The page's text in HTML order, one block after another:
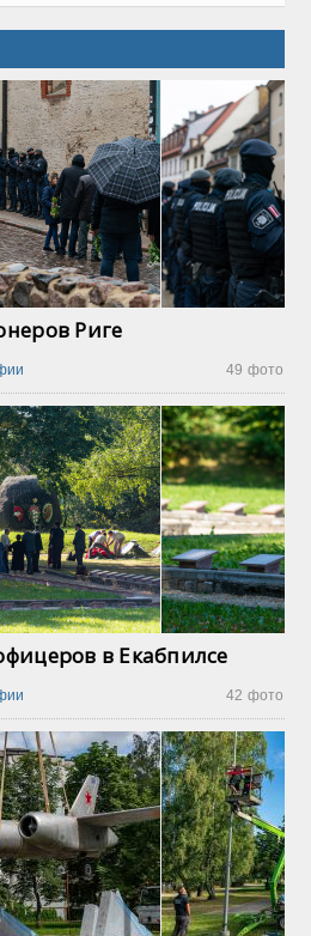
Риге
49 фото
в Екабпилсе
42 фото